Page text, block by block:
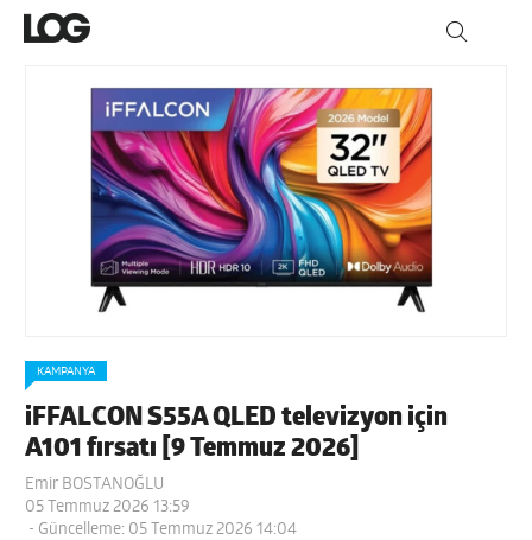
KAMPANYA
iFFALCON S55A QLED televizyon için
A101 fırsatı [9 Temmuz 2026]
Emir BOSTANOĞLU
05 Temmuz 2026 13:59
- Güncelleme: 05 Temmuz 2026 14:04